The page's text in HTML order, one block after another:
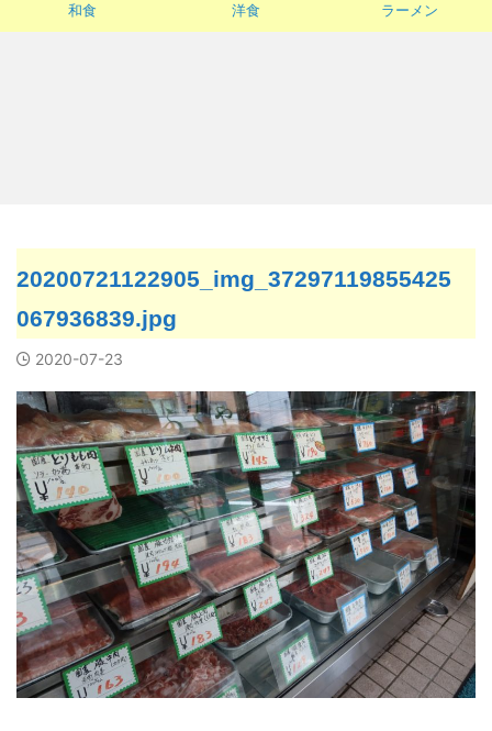
和食 洋食 ラーメン
20200721122905_img_37297119855425
067936839.jpg
2020-07-23